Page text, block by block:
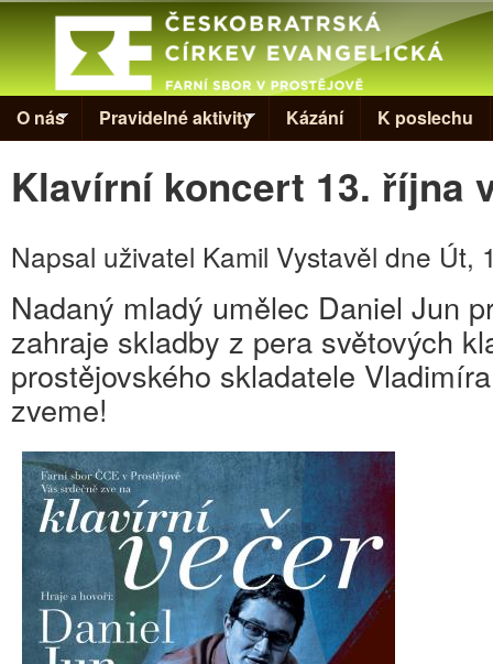
Skip
Evangelická
církev v
Prostějově
O nás Pravidelné aktivity Kázání K poslechu
Klavírní koncert 13. října
Napsal uživatel Kamil Vystavěl dne Út,
Nadaný mladý umělec Daniel Jun
zahraje skladby z pera světových
prostějovského skladatele
zveme!